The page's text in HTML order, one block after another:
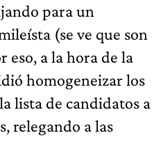
para un
(se ve que son
eso, a la hora de la
homogeneizar los
lista de candidatos a
relegando a las